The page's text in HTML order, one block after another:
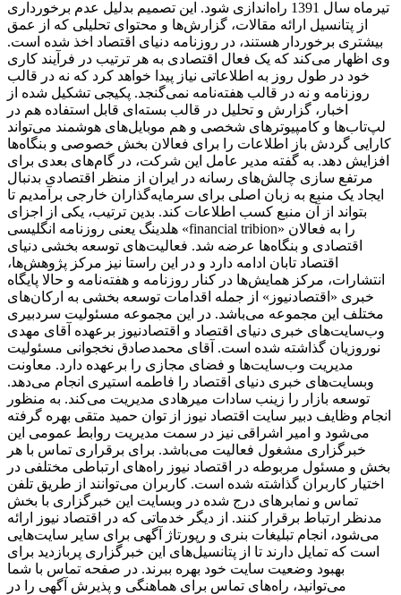
تیرماه سال 1391 راه‌اندازی شود. این تصمیم بدلیل عدم برخورداری
از پتانسیل ارائه مقالات، گزارش‌ها و محتوای تحلیلی که از عمق
بیشتری برخوردار هستند، در روزنامه دنیای اقتصاد اخذ شده است.
وی اظهار می‌کند که یک فعال اقتصادی به هر ترتیب در فرآیند کاری
خود در طول روز به اطلاعاتی نیاز پیدا خواهد کرد که نه در قالب
روزنامه و نه در قالب هفته‌نامه نمی‌گنجد. پکیجی تشکیل شده از
اخبار، گزارش و تحلیل در قالب بسته‌ای قابل استفاده هم در
لپ‌تاب‌ها و کامپیوترهای شخصی و هم موبایل‌های هوشمند می‌تواند
کارایی گردش باز اطلاعات را برای فعالان بخش خصوصی و بنگاه‌ها
افزایش دهد. به گفته مدیر عامل این شرکت، در گام‌های بعدی برای
مرتفع سازی چالش‌های رسانه در ایران از منظر اقتصادی بدنبال
ایجاد یک منبع به زبان اصلی برای سرمایه‌گذاران خارجی برآمدیم تا
بتواند از آن منبع کسب اطلاعات کند. بدین ترتیب، یکی از اجزای
هلدینگ یعنی روزنامه انگلیسی «financial tribion» را به فعالان
اقتصادی و بنگاه‌ها عرضه شد. فعالیت‌های توسعه بخشی دنیای
اقتصاد تابان ادامه دارد و در این راستا نیز مرکز پژوهش‌ها،
انتشارات، مرکز همایش‌ها در کنار روزنامه و هفته‌نامه و حالا پایگاه
خبری «اقتصادنیوز» از جمله اقدامات توسعه بخشی به ارکان‌های
مختلف این مجموعه می‌باشد. در این مجموعه مسئولیت سردبیری
وب‌سایت‌های خبری دنیای اقتصاد و اقتصادنیوز برعهده آقای مهدی
نوروزیان گذاشته شده است. آقای محمدصادق نخجوانی مسئولیت
مدیریت وب‌سایت‌ها و فضای مجازی را برعهده دارد. معاونت
وبسایت‌های خبری دنیای اقتصاد را فاطمه استیری انجام می‌دهد.
توسعه بازار را زینب سادات میرهادی مدیریت می‌کند. به منظور
انجام وظایف دبیر سایت اقتصاد نیوز از توان حمید متقی بهره گرفته
می‌شود و امیر اشراقی نیز در سمت مدیریت روابط عمومی این
خبرگزاری مشغول فعالیت می‌باشد. برای برقراری تماس با هر
بخش و مسئول مربوطه در اقتصاد نیوز راه‌های ارتباطی مختلفی در
اختیار کاربران گذاشته شده است. کاربران می‌توانند از طریق تلفن
تماس و نمابرهای درج شده در وبسایت این خبرگزاری با بخش
مدنظر ارتباط برقرار کنند. از دیگر خدماتی که در اقتصاد نیوز ارائه
می‌شود، انجام تبلیغات بنری و رپورتاژ آگهی برای سایر سایت‌هایی
است که تمایل دارند تا از پتانسیل‌های این خبرگزاری پربازدید برای
بهبود وضعیت سایت خود بهره ببرند. در صفحه تماس با شما
می‌توانید، راه‌های تماس برای هماهنگی و پذیرش آگهی را در